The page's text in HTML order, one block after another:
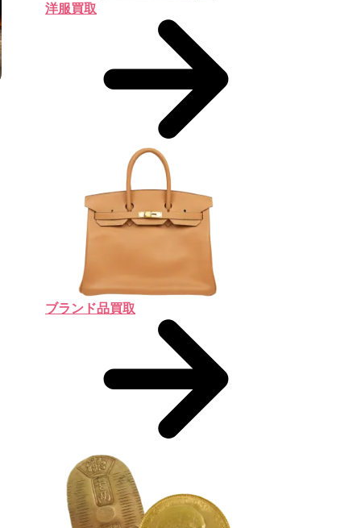
洋服買取
ブランド品買取